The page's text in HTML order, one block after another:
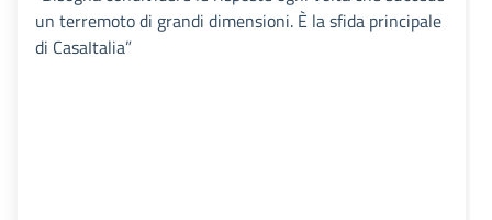
un terremoto di grandi dimensioni. È la sfida principale
di CasaItalia”